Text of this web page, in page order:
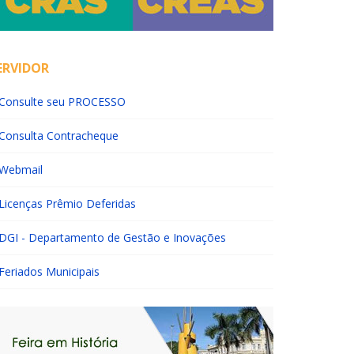
seu PROCESSO
Contracheque
Prêmio Deferidas
- Departamento de Gestão e Inovações
Municipais